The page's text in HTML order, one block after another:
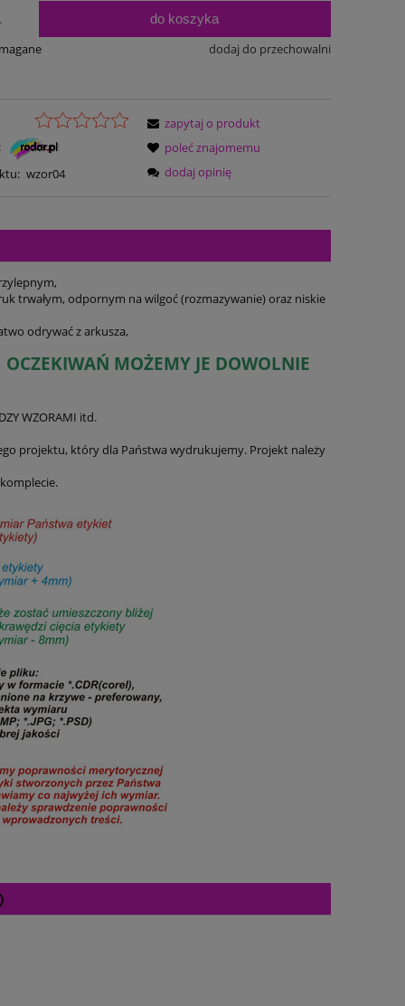
do koszyka
dodaj do przechowalni
wzor04
zapytaj o produkt
poleć znajomemu
dodaj opinię
trwałym, odpornym na wilgoć (rozmazywanie) oraz niskie
odrywać z arkusza,
OCZEKIWAŃ MOŻEMY JE DOWOLNIE
WZORAMI itd.
projektu, który dla Państwa wydrukujemy. Projekt należy